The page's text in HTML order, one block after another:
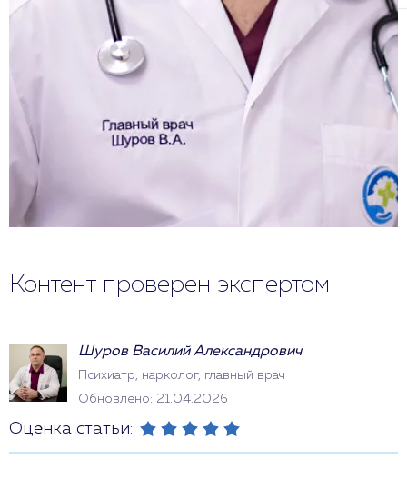
Контент проверен экспертом
Шуров Василий Александрович
Психиатр, нарколог, главный врач
Обновлено: 21.04.2026
Оценка статьи: